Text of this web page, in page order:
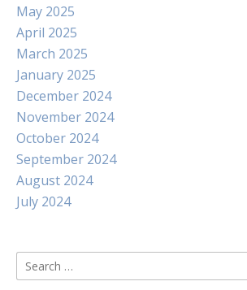
May 2025
April 2025
March 2025
January 2025
December 2024
November 2024
October 2024
September 2024
August 2024
July 2024
Search
for: